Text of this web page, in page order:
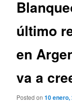
último
en
va a
Posted on10 enero,